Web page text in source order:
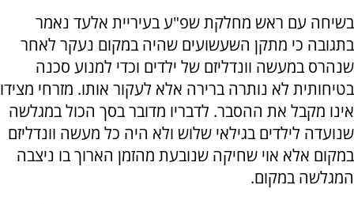
בשיחה עם ראש מחלקת שפ"ע בעיריית אלעד נאמר
בתגובה כי מתקן השעשועים שהיה במקום נעקר לאחר
שנהרס במעשה וונדליזם של ילדים וכדי למנוע סכנה
בטיחותית לא נותרה ברירה אלא לעקור אותו. מזרחי מצידו
אינו מקבל את ההסבר. לדבריו מדובר בסך הכול במגלשה
שנועדה לילדים בגילאי שלוש ולא היה כל מעשה וונדליזם
במקום אלא אוי שחיקה שנובעת מהזמן הארוך בו ניצבה
המגלשה במקום.